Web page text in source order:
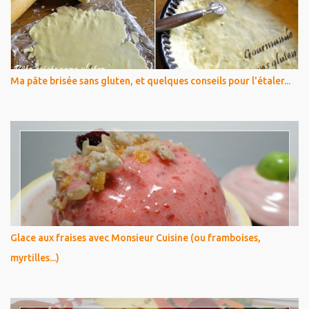
Ma pâte brisée sans gluten, et quelques conseils pour l'étaler...
Glace aux fraises avec Monsieur Cuisine (ou framboises,
myrtilles...)